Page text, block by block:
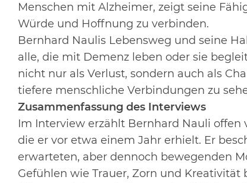
Menschen mit Alzheimer, zeigt seine
Würde und Hoffnung zu verbinden.
Bernhard Naulis Lebensweg und seine
alle, die mit Demenz leben oder sie
nicht nur als Verlust, sondern auch als
tiefere menschliche Verbindungen zu
Zusammenfassung des Interviews
Im Interview erzählt Bernhard Nauli offen
die er vor etwa einemJahr erhielt. Er
erwarteten, aber dennoch bewegenden
Gefühlen wie Trauer, Zorn und Kreativität